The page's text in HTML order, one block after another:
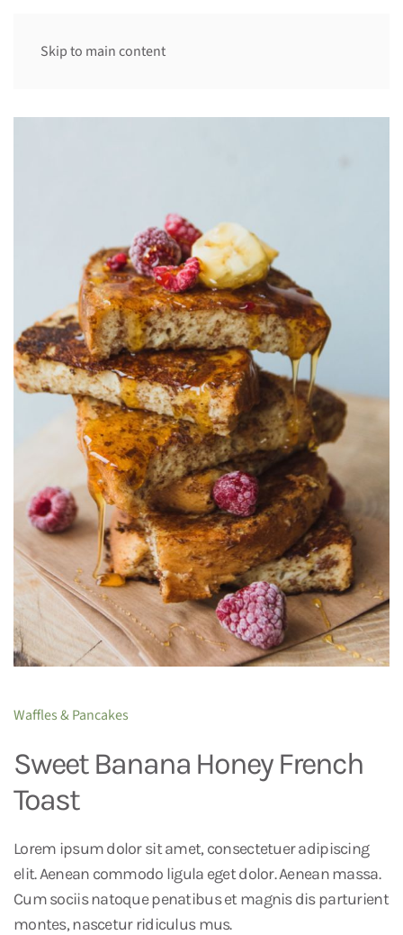
Skip to main content
Waffles & Pancakes
Sweet Banana Honey French
Toast
Lorem ipsum dolor sit amet, consectetuer adipiscing
elit. Aenean commodo ligula eget dolor. Aenean massa.
Cum sociis natoque penatibus et magnis dis parturient
montes, nascetur ridiculus mus.